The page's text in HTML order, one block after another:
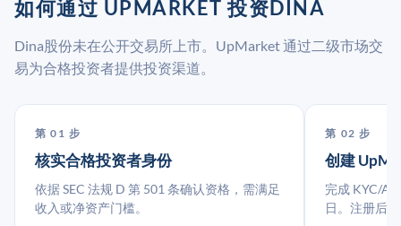
如何通过 UPMARKET 投资DINA
Dina股份未在公开交易所上市。UpMarket 通过二级市场交
易为合格投资者提供投资渠道。
第 01 步
核实合格投资者身份
依据 SEC 法规 D 第 501 条确认资格，需满足
收入或净资产门槛。
第 02 步
创建
完成 KYC/
日。注册后